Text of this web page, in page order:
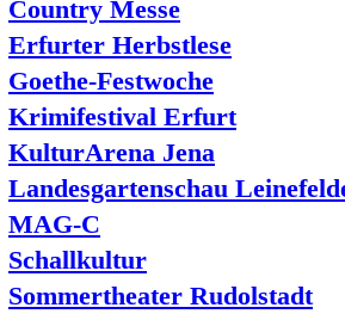
Country Messe
Erfurter Herbstlese
Goethe-Festwoche
Krimifestival Erfurt
KulturArena Jena
Landesgartenschau
MAG-C
Schallkultur
Sommertheater Rudolstadt